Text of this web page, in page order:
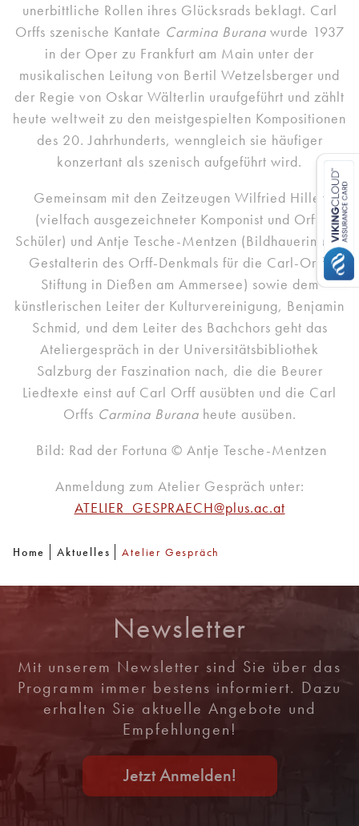
unerbittliche Rollen ihres Glücksrads beklagt. Carl
Orffs szenische Kantate Carmina Buranawurde 1937
in der Oper zu Frankfurt am Main unter der
musikalischen Leitung von Bertil Wetzelsberger und
der Regie von Oskar Wälterlin uraufgeführt und zählt
heute weltweit zu den meistgespielten Kompositionen
des 20. Jahrhunderts, wenngleich sie häufiger
konzertant als szenisch aufgeführt wird.
Gemeinsam mit den Zeitzeugen Wilfried Hiller
(vielfach ausgezeichneter Komponist und Orff-
Schüler) und Antje Tesche-Mentzen (Bildhauerin und
Gestalterin des Orff-Denkmals für die Carl-Orff-
Stiftung in Dießen am Ammersee) sowie dem
künstlerischen Leiter der Kulturvereinigung, Benjamin
Schmid, und dem Leiter des Bachchors geht das
Ateliergespräch in der Universitätsbibliothek
Salzburg der Faszination nach, die die Beurer
Liedtexte einst auf Carl Orff ausübten und die Carl
Orffs Carmina Buranaheute ausüben.
Bild: Rad der Fortuna © Antje Tesche-Mentzen
Anmeldung zum Atelier Gespräch unter:
ATELIER_GESPRAECH@plus.ac.at
Home Aktuelles Atelier Gespräch
Newsletter
Mit unserem Newsletter sind Sie über das
Programm immer bestens informiert. Dazu
erhalten Sie aktuelle Angebote und
Empfehlungen!
Jetzt Anmelden!